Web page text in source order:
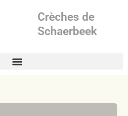
Crèches de
Schaerbeek